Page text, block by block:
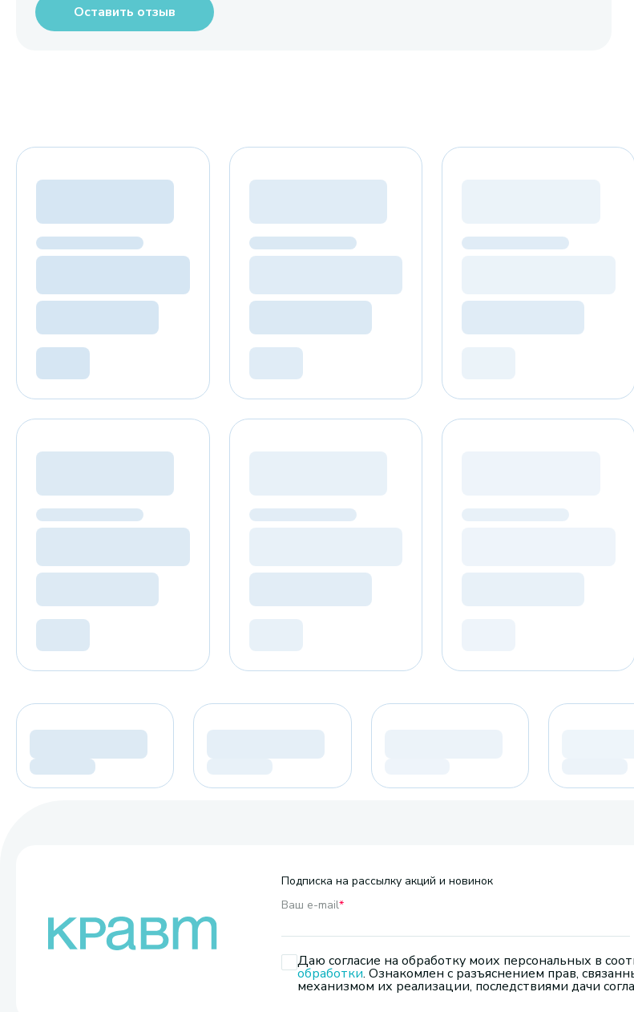
Оставить отзыв
Подписка на рассылку акций и новинок
Ваш e-mail*
Даю согласие на обработку моих персональных в
обработки. Ознакомлен с разъяснением прав,
механизмом их реализации, последствиями дачи